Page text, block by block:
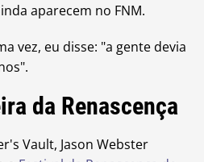
aparecem no FNM.
vez, eu disse: "a gente devia
da Renascença
Vault, Jason Webster